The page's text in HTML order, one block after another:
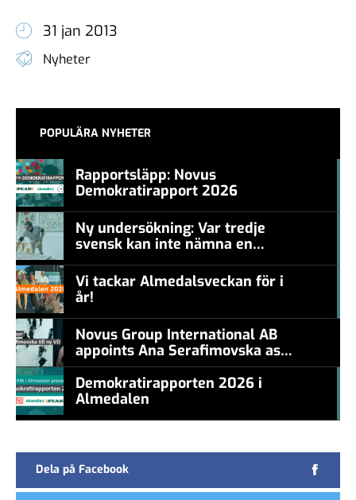
31 jan 2013
Nyheter
POPULÄRA NYHETER
Rapportsläpp: Novus
Demokratirapport 2026
Ny undersökning: Var tredje
svensk kan inte nämna en
levande konstnär
Vi tackar Almedalsveckan för i
år!
Novus Group International AB
appoints Ana Serafimovska as
new CEO
Demokratirapporten 2026 i
Almedalen
Dela på Facebook